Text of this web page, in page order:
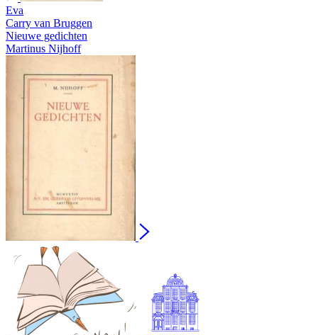
Eva
Carry van Bruggen
Nieuwe gedichten
Martinus Nijhoff